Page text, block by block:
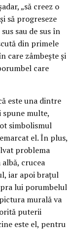
„să creez o
să progreseze
sau de sus în
din primele
care zâmbește și
care
este una dintre
spune multe,
simbolismul
el. În plus,
problema
crucea
iar apoi brațul
lui porumbelul
murală va
puterii
este el, pentru